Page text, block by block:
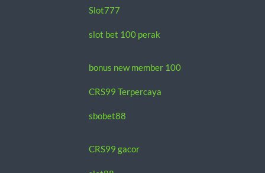
Slot777
slot bet 100 perak
bonus new member 100
CRS99 Terpercaya
sbobet88
CRS99 gacor